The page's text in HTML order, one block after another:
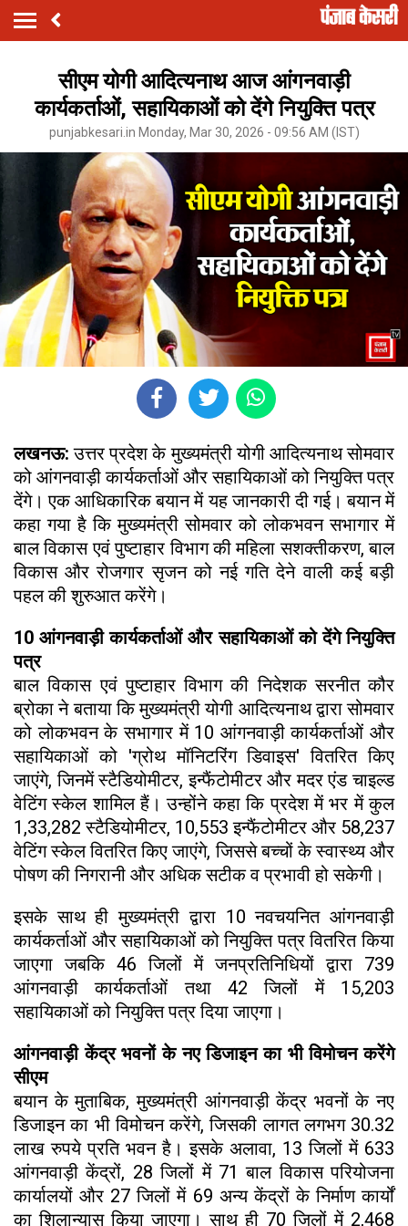
सीएम योगी आदित्यनाथ आज आंगनवाड़ी
कार्यकर्ताओं, सहायिकाओं को देंगे नियुक्ति पत्र
punjabkesari.in Monday, Mar 30, 2026 - 09:56 AM (IST)
लखनऊ:उत्तर प्रदेश के मुख्यमंत्री योगी आदित्यनाथ सोमवार
को आंगनवाड़ी कार्यकर्ताओं और सहायिकाओं को नियुक्ति पत्र
देंगे। एक आधिकारिक बयान में यह जानकारी दी गई। बयान में
कहा गया है कि मुख्यमंत्री सोमवार को लोकभवन सभागार में
बाल विकास एवं पुष्टाहार विभाग की महिला सशक्तीकरण, बाल
विकास और रोजगार सृजन को नई गति देने वाली कई बड़ी
पहल की शुरुआत करेंगे।
10 आंगनवाड़ी कार्यकर्ताओं और सहायिकाओं को देंगे नियुक्ति
पत्र
बाल विकास एवं पुष्टाहार विभाग की निदेशक सरनीत कौर
ब्रोका ने बताया कि मुख्यमंत्री योगी आदित्यनाथ द्वारा सोमवार
को लोकभवन के सभागार में 10 आंगनवाड़ी कार्यकर्ताओं और
सहायिकाओं को 'ग्रोथ मॉनिटरिंग डिवाइस' वितरित किए
जाएंगे, जिनमें स्टैडियोमीटर, इन्फैंटोमीटर और मदर एंड चाइल्ड
वेटिंग स्केल शामिल हैं। उन्होंने कहा कि प्रदेश में भर में कुल
1,33,282 स्टैडियोमीटर, 10,553 इन्फैंटोमीटर और 58,237
वेटिंग स्केल वितरित किए जाएंगे, जिससे बच्चों के स्वास्थ्य और
पोषण की निगरानी और अधिक सटीक व प्रभावी हो सकेगी।
इसके साथ ही मुख्यमंत्री द्वारा 10 नवचयनित आंगनवाड़ी
कार्यकर्ताओं और सहायिकाओं को नियुक्ति पत्र वितरित किया
जाएगा जबकि 46 जिलों में जनप्रतिनिधियों द्वारा 739
आंगनवाड़ी कार्यकर्ताओं तथा 42 जिलों में 15,203
सहायिकाओं को नियुक्ति पत्र दिया जाएगा।
आंगनवाड़ी केंद्र भवनों के नए डिजाइन का भी विमोचन करेंगे
सीएम
बयान के मुताबिक, मुख्यमंत्री आंगनवाड़ी केंद्र भवनों के नए
डिजाइन का भी विमोचन करेंगे, जिसकी लागत लगभग 30.32
लाख रुपये प्रति भवन है। इसके अलावा, 13 जिलों में 633
आंगनवाड़ी केंद्रों, 28 जिलों में 71 बाल विकास परियोजना
कार्यालयों और 27 जिलों में 69 अन्य केंद्रों के निर्माण कार्यों
का शिलान्यास किया जाएगा। साथ ही 70 जिलों में 2,468